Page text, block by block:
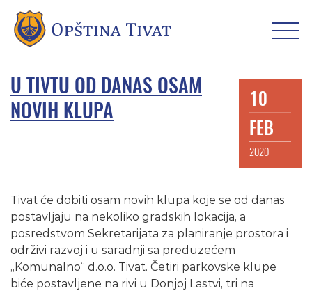
U TIVTU OD DANAS OSAM
NOVIH KLUPA
10
FEB
2020
Tivat će dobiti osam novih klupa koje se od danas
postavljaju na nekoliko gradskih lokacija, a
posredstvom Sekretarijata za planiranje prostora i
održivi razvoj i u saradnji sa preduzećem
„Komunalno“ d.o.o. Tivat. Četiri parkovske klupe
biće postavljene na rivi u Donjoj Lastvi, tri na